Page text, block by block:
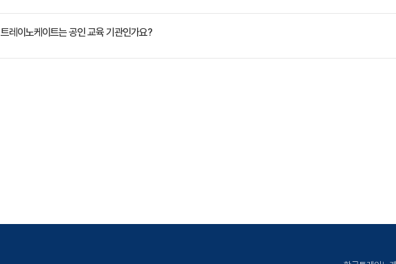
2일 과정입니다. 상세 일정은 교육 페이지에서 확인하실 수 있습니다.
트레이노케이트는 공인 교육 기관인가요?